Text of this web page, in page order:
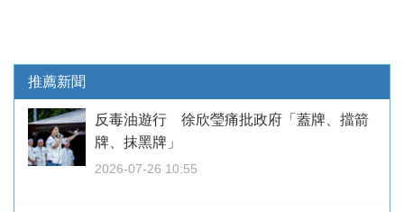
推薦新聞
反毒油遊行 徐欣瑩痛批政府「蓋牌、擋箭
牌、抹黑牌」
2026-07-26 10:55